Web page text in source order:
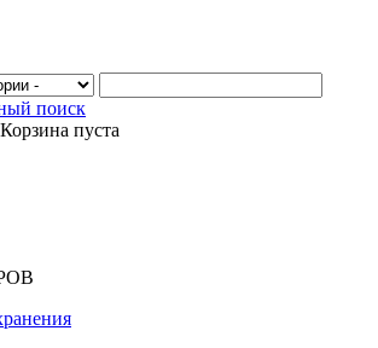
поиск
пуста